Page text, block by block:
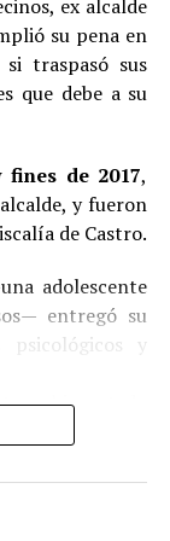
ex alcalde
su pena en
traspasó sus
que debe a su
fines de 2017,
y fueron
de Castro.
adolescente
entregó su
y
el imputado
abreviado,